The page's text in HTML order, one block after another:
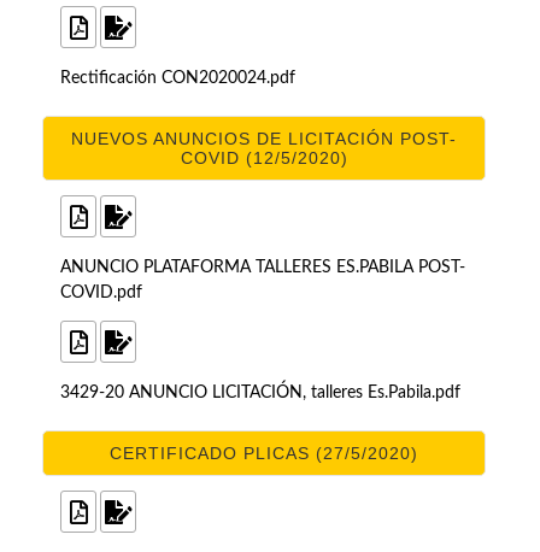
Rectificación CON2020024.pdf
NUEVOS ANUNCIOS DE LICITACIÓN POST-
COVID (12/5/2020)
ANUNCIO PLATAFORMA TALLERES ES.PABILA POST-
COVID.pdf
3429-20 ANUNCIO LICITACIÓN, talleres Es.Pabila.pdf
CERTIFICADO PLICAS (27/5/2020)